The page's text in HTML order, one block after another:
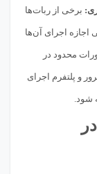
برخی از ربات‌ها
اجازه اجرای آن‌ها
محدود در
و پلتفرم اجرای
شود.
کاربرد ربات Swing Trading در